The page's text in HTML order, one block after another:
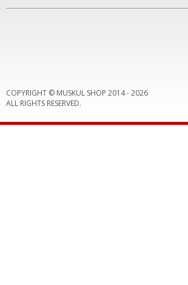
COPYRIGHT © MUSKUL SHOP 2014 -2026
ALL RIGHTS RESERVED.